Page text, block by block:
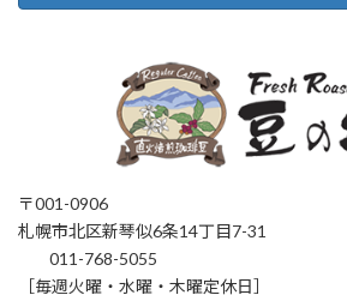
〒001-0906
札幌市北区新琴似6条14丁目7-31
011-768-5055
［毎週火曜・水曜・木曜定休日］